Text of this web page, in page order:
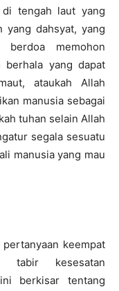
tengah laut yang
yang dahsyat, yang
berdoa memohon
berhala yang dapat
ataukah Allah
manusia sebagai
tuhan selain Allah
segala sesuatu
manusia yang mau
keempat
tabir kesesatan
berkisar tentang